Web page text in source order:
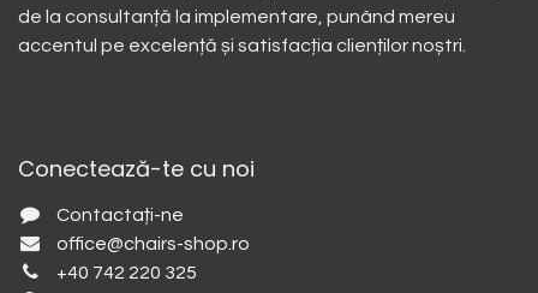
de la consultanță la implementare, punând mereu
accentul pe excelență și satisfacția clienților noștri.
Conectează-te cu noi
Contactați-ne
office@chairs-shop.ro
+40 742 220 325